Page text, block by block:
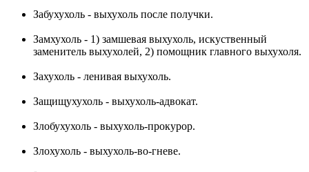
Забухухоль - выхухоль после получки.
Замхухоль - 1) замшевая выхухоль, искуственный
заменитель выхухолей, 2) помощник главного выхухоля.
Захухоль - ленивая выхухоль.
Защищухухоль - выхухоль-адвокат.
Злобухухоль - выхухоль-прокурор.
Злохухоль - выхухоль-во-гневе.